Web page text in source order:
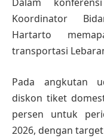
Koordinator
Hartarto
transportasi
Pada angkutan
diskon tiket
persen untuk
2026, dengan